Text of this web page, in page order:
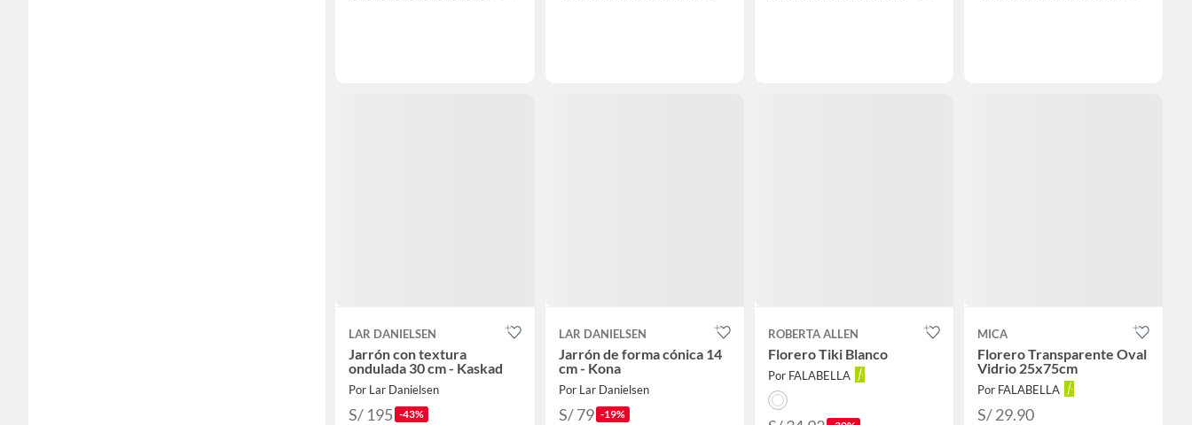
LAR DANIELSEN
Jarrón con textura
ondulada 30 cm - Kaskad
Por Lar Danielsen
S/ 195 -43%
LAR DANIELSEN
Jarrón de forma cónica 14
cm - Kona
Por Lar Danielsen
S/ 79 -19%
ROBERTA ALLEN
Florero Tiki Blanco
Por FALABELLA
MICA
Florero Transparente Oval
Vidrio 25x75cm
Por FALABELLA
S/ 29.90